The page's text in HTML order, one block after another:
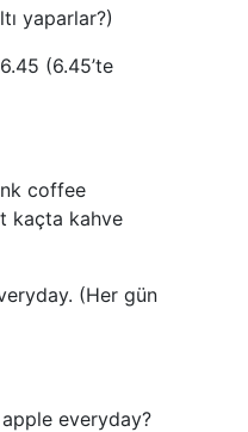
yaparlar?)
6.45 (6.45’te
coffee
kaçta kahve
(Her gün
everyday?